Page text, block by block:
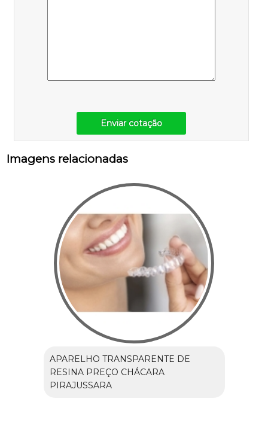
Enviar cotação
Imagens relacionadas
APARELHO TRANSPARENTE DE
RESINA PREÇO CHÁCARA
PIRAJUSSARA